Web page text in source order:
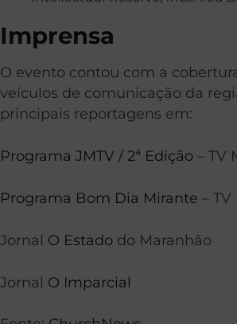
Imprensa
O evento contou com a
veículos de comunicação da
principais reportagens em:
Programa JMTV / 2ª Edição – TV
Programa Bom Dia Mirante –
Jornal O Estado do Maranhão
Jornal O Imparcial